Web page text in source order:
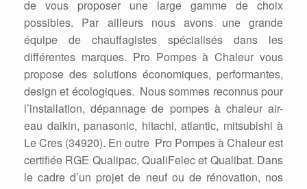
de vous proposer une large gamme de choix
possibles. Par ailleurs nous avons une grande
équipe de chauffagistes spécialisés dans les
différentes marques. Pro Pompes à Chaleur vous
propose des solutions économiques, performantes,
design et écologiques. Nous sommes reconnus pour
l’installation, dépannage de pompes à chaleur air-
eau daikin, panasonic, hitachi, atlantic, mitsubishi à
Le Cres (34920). En outre Pro Pompes à Chaleur est
certifiée RGE Qualipac, QualiFelec et Qualibat. Dans
le cadre d’un projet de neuf ou de rénovation, nos